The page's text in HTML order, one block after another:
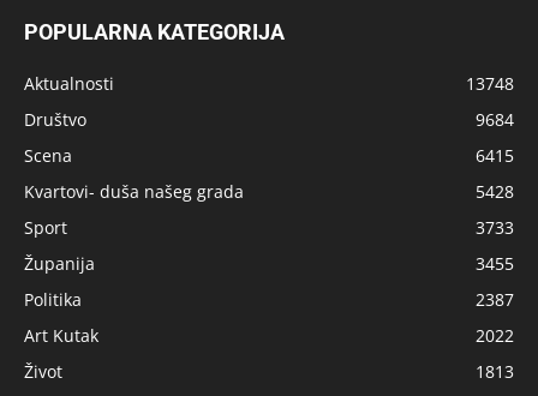
POPULARNA KATEGORIJA
Aktualnosti
13748
Društvo
9684
Scena
6415
Kvartovi- duša našeg grada
5428
Sport
3733
Županija
3455
Politika
2387
Art Kutak
2022
Život
1813